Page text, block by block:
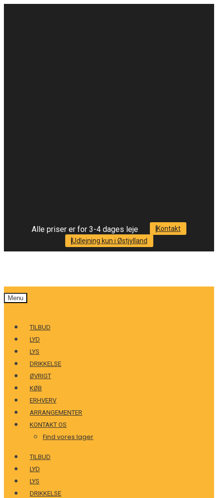
Alle priser er for 3-4 dages leje
Kontakt
Udlejning kun i Østjylland
Menu
TILBUD
LYD
LYS
DRIKKELSE
ØVRIGT
KØB
ERHVERV
ARRANGEMENTER
KONTAKT OS
Find vores lager
TILBUD
LYD
LYS
DRIKKELSE